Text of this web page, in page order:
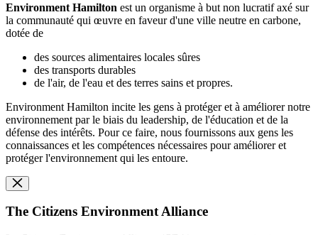
Environment Hamilton est un organisme à but non lucratif axé sur
la communauté qui œuvre en faveur d'une ville neutre en carbone,
dotée de
des sources alimentaires locales sûres
des transports durables
de l'air, de l'eau et des terres sains et propres.
Environment Hamilton incite les gens à protéger et à améliorer notre
environnement par le biais du leadership, de l'éducation et de la
défense des intérêts. Pour ce faire, nous fournissons aux gens les
connaissances et les compétences nécessaires pour améliorer et
protéger l'environnement qui les entoure.
The Citizens Environment Alliance